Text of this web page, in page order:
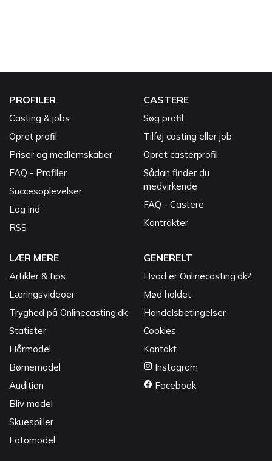
PROFILER
Casting & jobs
Opret profil
Priser og medlemskaber
FAQ - Profiler
Succesoplevelser
Log ind
RSS
CASTERE
Søg profil
Tilføj casting eller job
Opret casterprofil
Sådan finder du
medvirkende
FAQ - Castere
Kontrakter
LÆR MERE
Artikler & tips
Læringsvideoer
Tryghed på Onlinecasting.dk
Statister
Hårmodel
Børnemodel
Audition
Bliv model
Skuespiller
Fotomodel
GENERELT
Hvad er Onlinecasting.dk?
Mød holdet
Handelsbetingelser
Cookies
Kontakt
Instagram
Facebook